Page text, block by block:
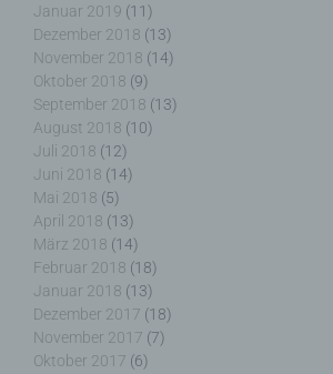
Januar 2019 (11)
Dezember 2018 (13)
November 2018 (14)
Oktober 2018 (9)
September 2018 (13)
August 2018 (10)
Juli 2018 (12)
Juni 2018 (14)
Mai 2018 (5)
April 2018 (13)
März 2018 (14)
Februar 2018 (18)
Januar 2018 (13)
Dezember 2017 (18)
November 2017 (7)
Oktober 2017 (6)
f) Pseudonymisierung
Pseudonymisierung ist die
personenbezogener Daten in
welche die
Hinzuziehung zusätzlicher
mehr einer spezifischen
zugeordnet werden können,
zusätzlichen Informationen
werden und technischen und
Maßnahmen unterliegen, die
die personenbezogenen
identifizierten oder
Person zugewiesen werden.